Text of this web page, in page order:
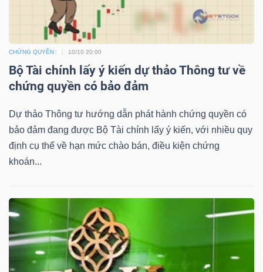
CHỨNG QUYỀN 10/10 20:00
Bộ Tài chính lấy ý kiến dự thảo Thông tư về
chứng quyền có bảo đảm
Dự thảo Thông tư hướng dẫn phát hành chứng quyền có
bảo đảm đang được Bộ Tài chính lấy ý kiến, với nhiều quy
định cụ thể về hạn mức chào bán, điều kiện chứng
khoán...
TIÊU
DÙNG
THIẾT
YẾU
CHĂM
SỨC
KHỎE